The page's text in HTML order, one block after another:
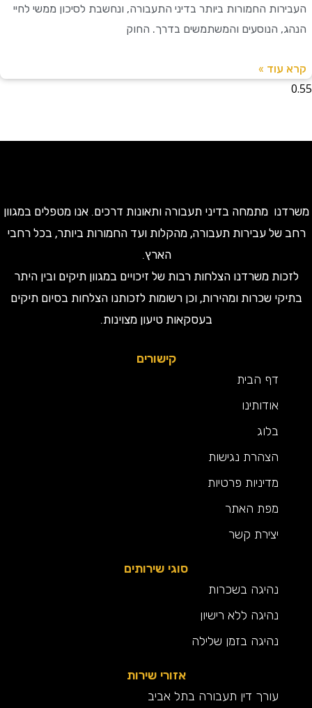
החמורות ביותר בדיני התעבורה, ונחשבת לסיכון ממשי לחיי
הנוסעים והמשתמשים בדרך. החוק
»
מתמחה בדיני תעבורה ותאונות דרכים. אנו מטפלים במגוון
עבירות תעבורה, מהקלות ועד החמורות ביותר, בכל רחבי
הארץ.
משרדנו הצלחות רבות של זיכויים במגוון תיקים ובין היתר
שכרות ומהירות, וכן רשומות לזכותנו הצלחות בסיום תיקים
בעסקאות טיעון מצוינות.
קישורים
דף הבית
אודותינו
הצהרת נגישות
מדיניות פרטיות
מפת האתר
יצירת קשר
סוגי שירותים
נהיגה בשכרות
נהיגה ללא רישיון
נהיגה בזמן שלילה
אזורי שירות
עורך דין תעבורה בתל אביב